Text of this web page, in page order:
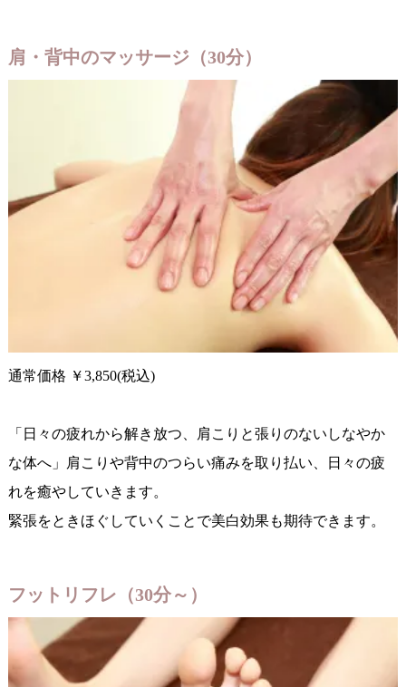
肩・背中のマッサージ（30分）
通常価格 ￥3,850(税込)
「日々の疲れから解き放つ、肩こりと張りのないしなやか
な体へ」肩こりや背中のつらい痛みを取り払い、日々の疲
れを癒やしていきます。
緊張をときほぐしていくことで美白効果も期待できます。
フットリフレ（30分～）